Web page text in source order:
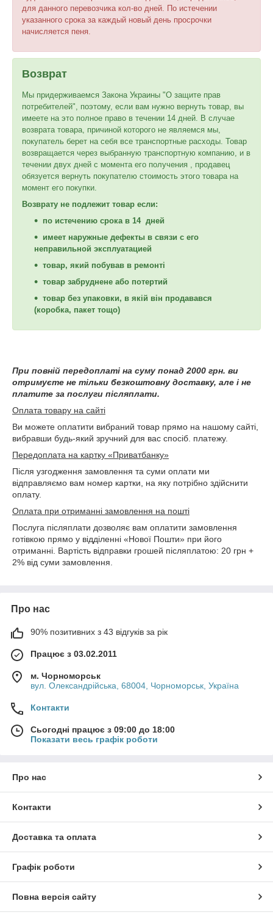
для данного перевозчика кол-во дней. По истечении
указанного срока за каждый новый день просрочки
начисляется пеня.
Возврат
Мы придерживаемся Закона Украины "О защите прав
потребителей", поэтому, если вам нужно вернуть товар, вы
имеете на это полное право в течении 14 дней. В случае
возврата товара, причиной которого не являемся мы,
покупатель берет на себя все транспортные расходы. Товар
возвращается через выбранную транспортную компанию, и в
течении двух дней с момента его получения , продавец
обязуется вернуть покупателю стоимость этого товара на
момент его покупки.
Возврату не подлежит товар если:
по истечению срока в 14 дней
имеет наружные дефекты в связи с его
неправильной эксплуатацией
товар, який побував в ремонті
товар забруднене або потертий
товар без упаковки, в якій він продавався
(коробка, пакет тощо)
При повній передоплаті на суму понад 2000 грн. ви
отримуєте не тільки безкоштовну доставку, але і не
платите за послуги післяплати.
Оплата товару на сайті
Ви можете оплатити вибраний товар прямо на нашому сайті,
вибравши будь-який зручний для вас спосіб. платежу.
Передоплата на картку «Приватбанку»
Після узгодження замовлення та суми оплати ми
відправляємо вам номер картки, на яку потрібно здійснити
оплату.
Оплата при отриманні замовлення на пошті
Послуга післяплати дозволяє вам оплатити замовлення
готівкою прямо у відділенні «Нової Пошти» при його
отриманні. Вартість відправки грошей післяплатою: 20 грн +
2% від суми замовлення.
Про нас
90% позитивних з 43 відгуків за рік
Працює з 03.02.2011
м. Чорноморськ
вул. Олександрійська, 68004, Чорноморськ, Україна
Контакти
Сьогодні працює з 09:00 до 18:00
Показати весь графік роботи
Про нас
Контакти
Доставка та оплата
Графік роботи
Повна версія сайту